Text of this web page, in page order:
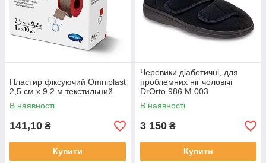
Пластир фіксуючий Omniplast
2,5 см х 9,2 м текстильний
В наявності
141,10 ₴
Купити
Черевики діабетичні, для
проблемних ніг чоловічі
DrOrto 986 M 003
В наявності
3 150 ₴
Купити